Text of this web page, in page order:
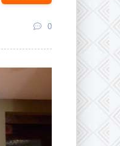
0